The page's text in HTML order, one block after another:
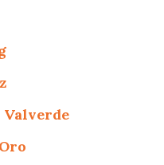
Valverde